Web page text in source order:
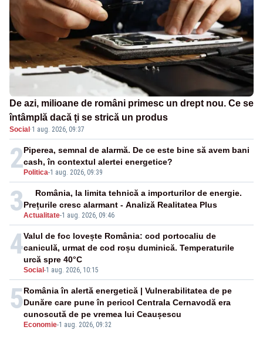
De azi, milioane de români primesc un drept nou. Ce se
întâmplă dacă ți se strică un produs
Social ·1 aug. 2026, 09:37
2 Politica-1 aug. 2026, 09:39
Piperea, semnal de alarmă. De ce este bine să avem bani
cash, în contextul alertei energetice?
3Actualitate-1 aug. 2026, 09:46
România, la limita tehnică a importurilor de energie.
Prețurile cresc alarmant - Analiză Realitatea Plus
4
Social -1 aug. 2026, 10:15
Valul de foc lovește România: cod portocaliu de
caniculă, urmat de cod roșu duminică. Temperaturile
urcă spre 40°C
5
Economie-1 aug. 2026, 09:32
România în alertă energetică | Vulnerabilitatea de pe
Dunăre care pune în pericol Centrala Cernavodă era
cunoscută de pe vremea lui Ceaușescu